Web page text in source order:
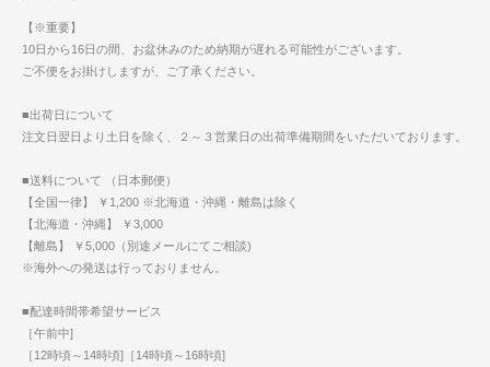
【※重要】
10日から16日の間、お盆休みのため納期が遅れる可能性がございます。
ご不便をお掛けしますが、ご了承ください。
■出荷日について
注文日翌日より土日を除く、２～３営業日の出荷準備期間をいただいております。
■送料について （日本郵便）
【全国一律】 ￥1,200 ※北海道・沖縄・離島は除く
【北海道・沖縄】 ￥3,000
【離島】 ￥5,000（別途メールにてご相談)
※海外への発送は行っておりません。
■配達時間帯希望サービス
［午前中]
［12時頃～14時頃]［14時頃～16時頃]